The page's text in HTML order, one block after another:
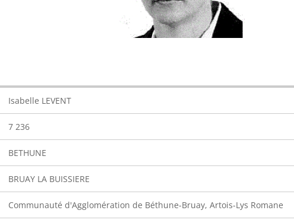
Isabelle LEVENT
7 236
BETHUNE
BRUAY LA BUISSIERE
Communauté d'Agglomération de Béthune-Bruay, Artois-Lys Romane